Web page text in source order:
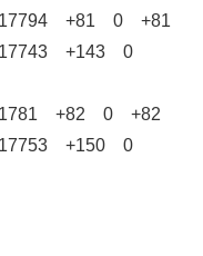
+81 0 +81
+143 0
+82 0 +82
+150 0